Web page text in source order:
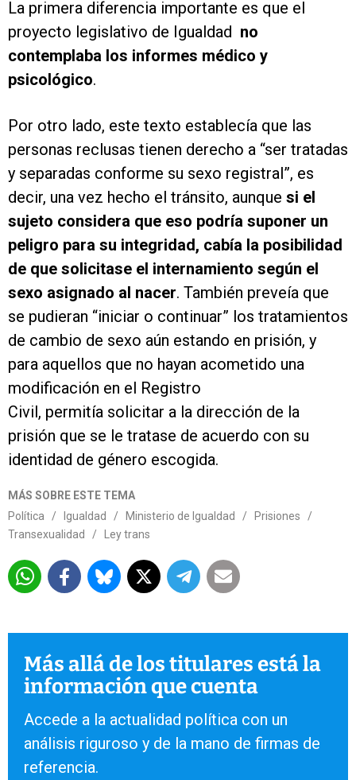
La primera diferencia importante es que el
proyecto legislativo de Igualdad no
contemplaba los informes médico y
psicológico.
Por otro lado, este texto establecía que las
personas reclusas tienen derecho a “ser tratadas
y separadas conforme su sexo registral”, es
decir, una vez hecho el tránsito, aunque si el
sujeto considera que eso podría suponer un
peligro para su integridad, cabía la posibilidad
de que solicitase el internamiento según el
sexo asignado al nacer. También preveía que
se pudieran “iniciar o continuar” los tratamientos
de cambio de sexo aún estando en prisión, y
para aquellos que no hayan acometido una
modificación en el Registro
Civil, permitía solicitar a la dirección de la
prisión que se le tratase de acuerdo con su
identidad de género escogida.
MÁS SOBRE ESTE TEMA
Política
/ Igualdad / Ministerio de Igualdad / Prisiones
/
Transexualidad
/ Ley trans
Más allá de los titulares está la
información que cuenta
Accede a la actualidad política con un
análisis riguroso y de la mano de firmas de
referencia.